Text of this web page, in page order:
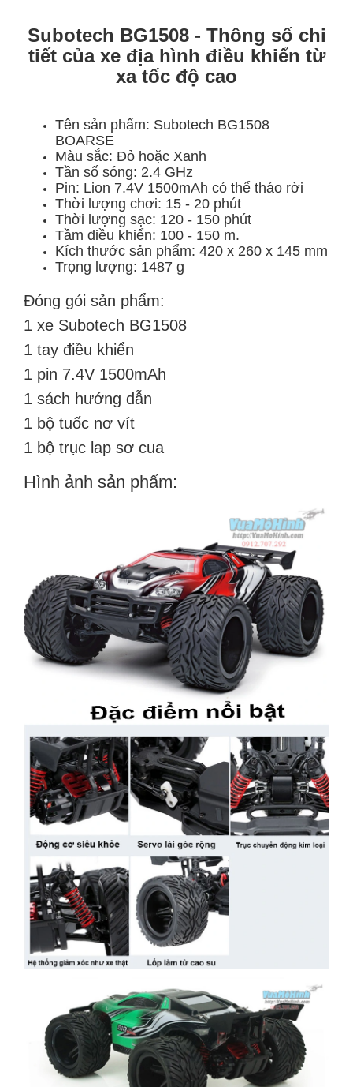
Subotech BG1508 - Thông số chi
tiết của xe địa hình điều khiển từ
xa tốc độ cao
Tên sản phẩm: Subotech BG1508
BOARSE
Màu sắc: Đỏ hoặc Xanh
Tần số sóng: 2.4 GHz
Pin: Lion 7.4V 1500mAh có thể tháo rời
Thời lượng chơi: 15 - 20 phút
Thời lượng sạc: 120 - 150 phút
Tầm điều khiển: 100 - 150 m.
Kích thước sản phẩm: 420 x 260 x 145 mm
Trọng lượng: 1487 g
Đóng gói sản phẩm:
1 xe Subotech BG1508
1 tay điều khiển
1 pin 7.4V 1500mAh
1 sách hướng dẫn
1 bộ tuốc nơ vít
1 bộ trục lap sơ cua
Hình ảnh sản phẩm: